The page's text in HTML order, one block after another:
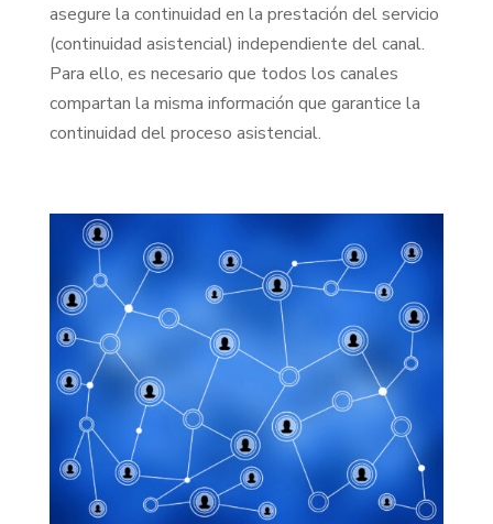
asegure la continuidad en la prestación del servicio
(continuidad asistencial) independiente del canal.
Para ello, es necesario que todos los canales
compartan la misma información que garantice la
continuidad del proceso asistencial.